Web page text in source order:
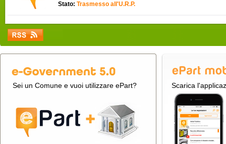
Stato: Trasmesso all'U.R.P.
Sei un Comune e vuoi utilizzare ePart? Scarica